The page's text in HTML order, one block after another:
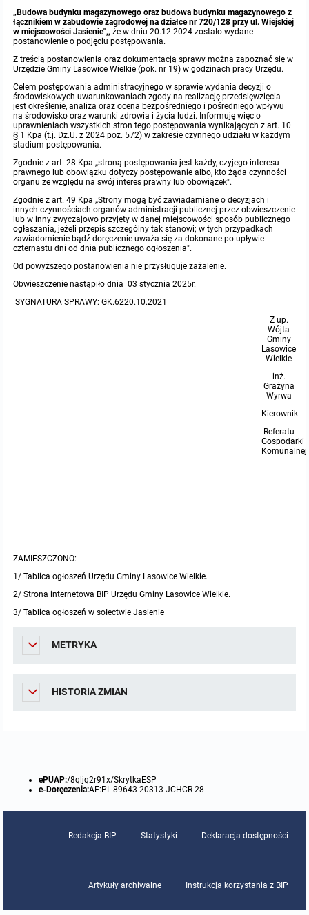
Protokoły z posiedzeń sesji 2015
Protokoły z posiedzeń sesji 2014
Protokoły z posiedzeń sesji 2012
Protokoły z posiedzeń sesji 2011
Protokoły z posiedzeń sesji 2010
Dyżury Przewodniczącego Rady Gminy
Zarządzenia w 2009
Oświadczenia kandydata
Informacja o wynikach naboru
Publicznie dostępny wykaz danych o środowisku
Rejestr działalności regulowanej
Roczne sprawozdania z gospodarki odpadami
Analiza stanu gospodarki odpadami
Okresowa ocena jakości wody
Sprawozdanie okresowe z realizacji programu ochrony powietrza
Kontrole
Przetargi
Platforma e-Zamówienia
Ogłoszenia dodatkowe
Odpowiedzi na zapytania
Informacja z otwarcia ofert
Plan Postępowań
Informacje o wyborze ofert
Gminna Ewidencja Zabytków Gminy Lasowice Wielkie
Planowanie i zagospodarowanie przestrzenne
Studium uwarunkowań i kierunków zagospodarowania przestrzennego
Obowiązujące
W trakcie opracowania
Miejscowe plany zagospodarowania przestrzennego
Obowiązujące
W trakcie opracowania
Plan ogólny gminy
Obowiązujący
W trakcie opracowania
Formularze dotyczące aktów planowania przestrzennego
Wnioski o sporządzenie lub zmianę planów ogólnych lub planów
miejscowych
Zaproszenia do składania ofert
Archiwum BIP
OGŁOSZENIA
Taryfy dla zbiorowego zaopatrzenia w wodę i zbiorowego odprowadzania
ścieków dla Gminy Lasowice Wielkie
Ochrona danych osobowych
Raport o stanie gminy
„Budowa budynku magazynowego oraz budowa budynku magazynowego z
łącznikiem w zabudowie zagrodowej na działce nr 720/128 przy ul.Wiejskiej
w miejscowości Jasienie",, że w dniu 20.12.2024 zostało wydane
postanowienie o podjęciu postępowania.
Z treścią postanowienia oraz dokumentacją sprawy można zapoznać się w
Urzędzie Gminy Lasowice Wielkie (pok. nr 19) w godzinach pracy Urzędu.
Celem postępowania administracyjnego w sprawie wydania decyzji o
środowiskowych uwarunkowaniach zgody na realizację przedsięwzięcia
jest określenie, analiza oraz ocena bezpośredniego i pośredniego wpływu
na środowisko oraz warunki zdrowia i życia ludzi. Informuję więc o
uprawnieniach wszystkich stron tego postępowania wynikających z art. 10
§ 1 Kpa (t.j. Dz.U. z 2024 poz. 572) w zakresie czynnego udziału w każdym
stadium postępowania.
Zgodnie z art. 28 Kpa „stroną postępowania jest każdy, czyjego interesu
prawnego lub obowiązku dotyczy postępowanie albo, kto żąda czynności
organu ze względu na swój interes prawny lub obowiązek".
Zgodnie z art. 49 Kpa „Strony mogą być zawiadamiane o decyzjach i
innych czynnościach organów administracji publicznej przez obwieszczenie
lub w inny zwyczajowo przyjęty w danej miejscowości sposób publicznego
ogłaszania, jeżeli przepis szczególny tak stanowi; w tych przypadkach
zawiadomienie bądź doręczenie uważa się za dokonane po upływie
czternastu dni od dnia publicznego ogłoszenia".
Od powyższego postanowienia nie przysługuje zażalenie.
Obwieszczenie nastąpiło dnia 03 stycznia 2025r.
SYGNATURA SPRAWY: GK.6220.10.2021
Z up.
Wójta
Gminy
Lasowice
Wielkie
inż.
Grażyna
Wyrwa
Kierownik
Referatu
Gospodarki
Komunalnej
ZAMIESZCZONO:
1/ Tablica ogłoszeń Urzędu Gminy Lasowice Wielkie.
2/ Strona internetowa BIP Urzędu Gminy Lasowice Wielkie.
3/ Tablica ogłoszeń w sołectwie Jasienie
METRYKA
HISTORIA ZMIAN
ePUAP:/8qljq2r91x/SkrytkaESP
e-Doręczenia:AE:PL-89643-20313-JCHCR-28
Redakcja BIP Statystyki Deklaracja dostępności
Artykuły archiwalne Instrukcja korzystania z BIP